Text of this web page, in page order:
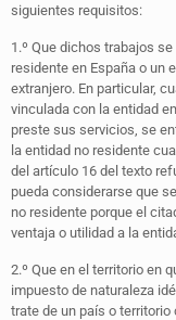
siguientes requisitos:
1.º Que dichos trabajos
residente en España o un
extranjero. En particular,
vinculada con la entidad
preste sus servicios, se
la entidad no residente
del artículo 16 del texto
pueda considerarse que
no residente porque el
ventaja o utilidad a la
2.º Que en el territorio en
impuesto de naturaleza
trate de un país o